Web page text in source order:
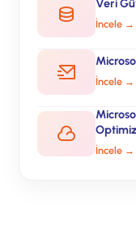
İncele →
İncele →
İncele →